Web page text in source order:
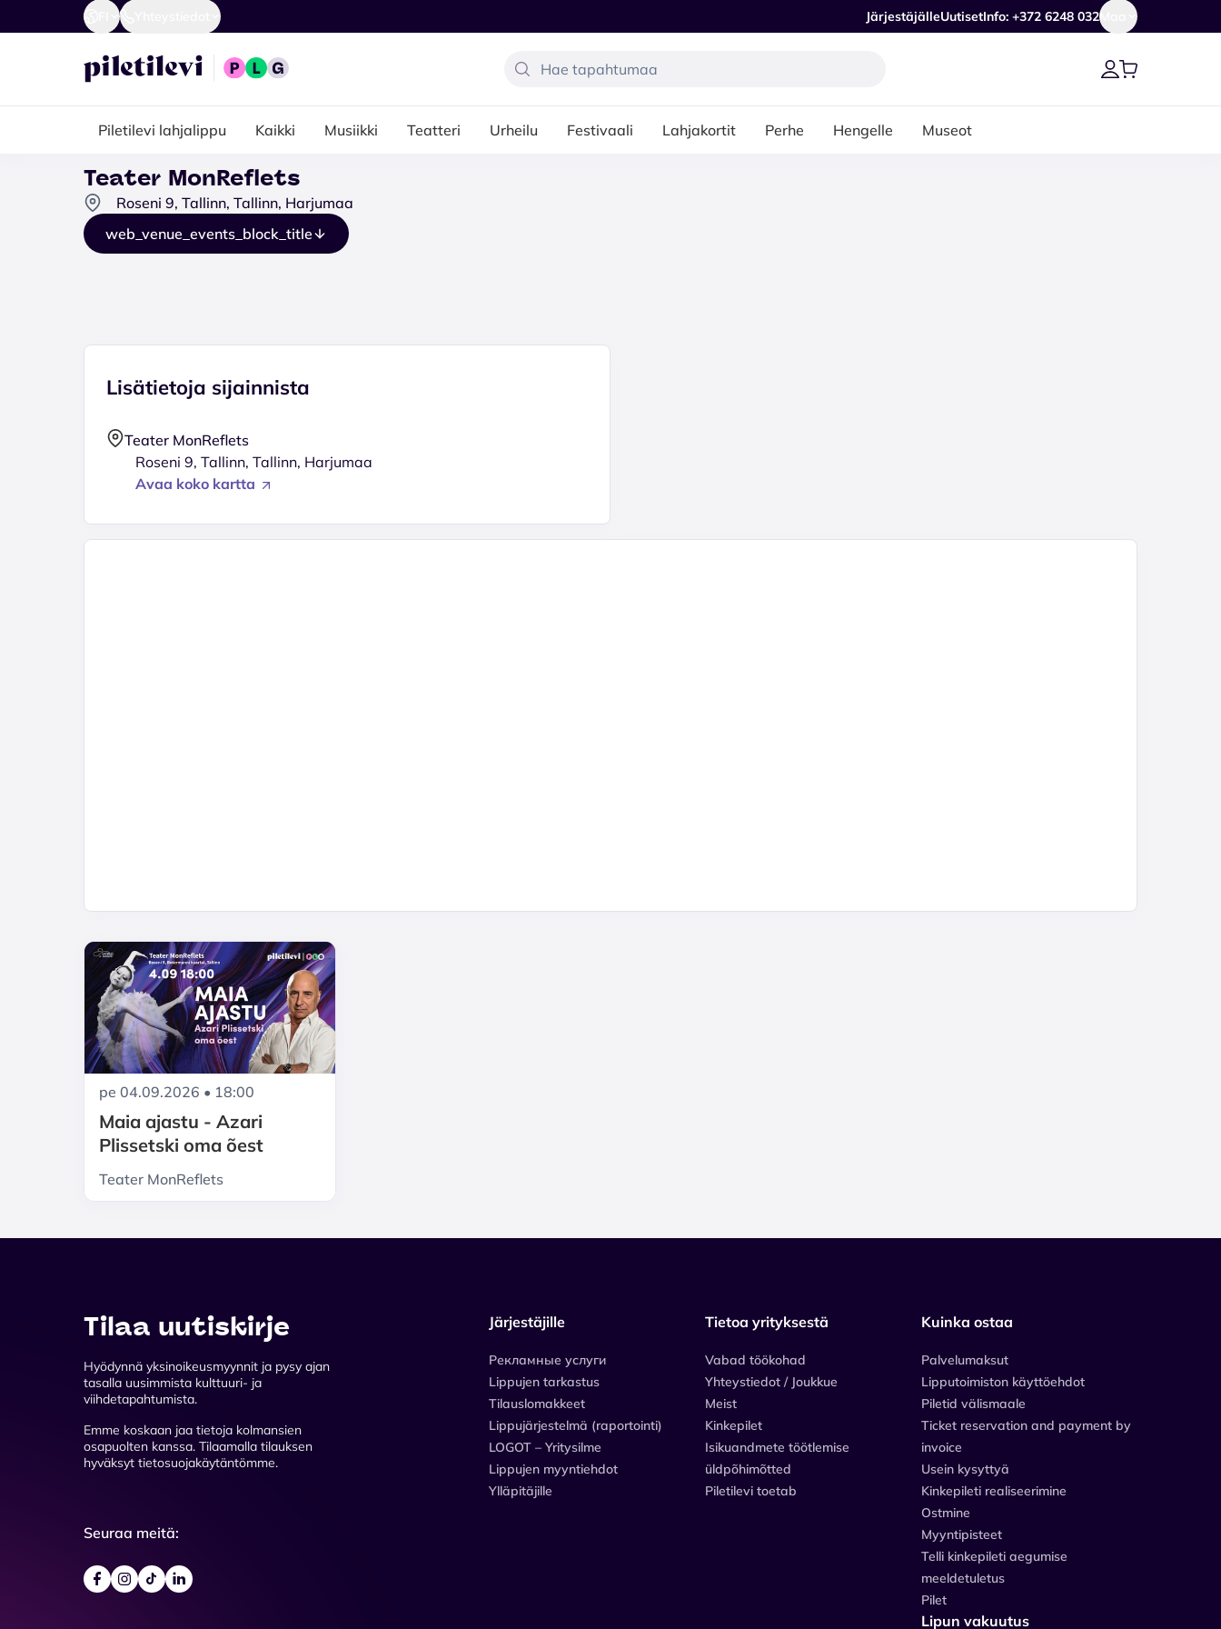
JärjestäjälleUutisetInfo: +372 6248 032Maa
Piletilevi lahjalippu Kaikki Musiikki Teatteri Urheilu Festivaali Lahjakortit Perhe Hengelle Museot
Teater MonReflets
Roseni 9, Tallinn, Tallinn, Harjumaa
web_venue_events_block_title
Lisätietoja sijainnista
Teater MonReflets
Roseni 9, Tallinn, Tallinn, Harjumaa
Avaa koko kartta
pe 04.09.2026 • 18:00
Maia ajastu - Azari
Plissetski oma õest
Teater MonReflets
Tilaa uutiskirje
Hyödynnä yksinoikeusmyynnit ja pysy ajan
tasalla uusimmista kulttuuri- ja
viihdetapahtumista.
Emme koskaan jaa tietoja kolmansien
osapuolten kanssa. Tilaamalla tilauksen
hyväksyt tietosuojakäytäntömme.
Seuraa meitä:
Järjestäjille
Рекламные услуги
Lippujen tarkastus
Tilauslomakkeet
Lippujärjestelmä (raportointi)
LOGOT – Yritysilme
Lippujen myyntiehdot
Ylläpitäjille
Tietoa yrityksestä
Vabad töökohad
Yhteystiedot / Joukkue
Meist
Kinkepilet
Isikuandmete töötlemise
üldpõhimõtted
Piletilevi toetab
Kuinka ostaa
Palvelumaksut
Lipputoimiston käyttöehdot
Piletid välismaale
Ticket reservation and payment by
invoice
Usein kysyttyä
Kinkepileti realiseerimine
Ostmine
Myyntipisteet
Telli kinkepileti aegumise
meeldetuletus
Pilet
Lipun vakuutus